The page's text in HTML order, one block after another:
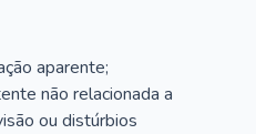
aparente;
não relacionada a
ou distúrbios